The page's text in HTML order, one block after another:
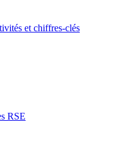
et chiffres-clés
RSE